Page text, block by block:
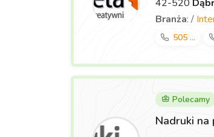
42-520
Branża: /
505 ...
Polecamy
Nadruki na